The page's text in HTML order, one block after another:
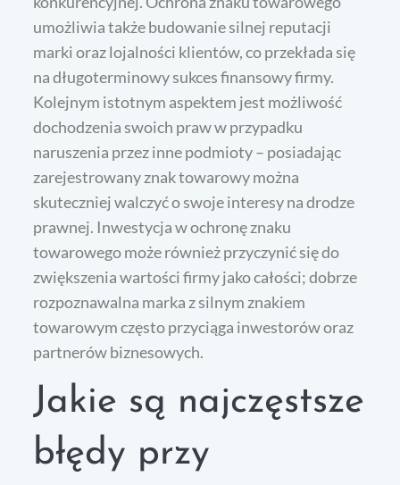
umożliwia także budowanie silnej reputacji
marki oraz lojalności klientów, co przekłada się
na długoterminowy sukces finansowy firmy.
Kolejnym istotnym aspektem jest możliwość
dochodzenia swoich praw w przypadku
naruszenia przez inne podmioty – posiadając
zarejestrowany znak towarowy można
skuteczniej walczyć o swoje interesy na drodze
prawnej. Inwestycja w ochronę znaku
towarowego może również przyczynić się do
zwiększenia wartości firmy jako całości; dobrze
rozpoznawalna marka z silnym znakiem
towarowym często przyciąga inwestorów oraz
partnerów biznesowych.
Jakie są najczęstsze
błędy przy